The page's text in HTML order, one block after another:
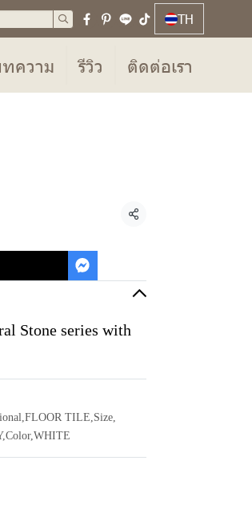
TH
ความ รีวิว ติดต่อเรา
แชร์
Stone series with
,FLOOR TILE,Size,
,Color,WHITE